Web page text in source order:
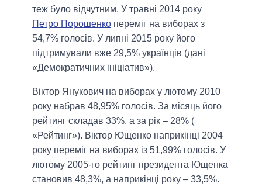
теж було відчутним. У травні 2014 року
Петро Порошенко переміг на виборах з
54,7% голосів. У липні 2015 року його
підтримували вже 29,5% українців (дані
«Демократичних ініціатив»).
Віктор Янукович на виборах у лютому 2010
року набрав 48,95% голосів. За місяць його
рейтинг складав 33%, а за рік – 28% (
«Рейтинг»). Віктор Ющенко наприкінці 2004
року переміг на виборах із 51,99% голосів. У
лютому 2005-го рейтинг президента Ющенка
становив 48,3%, а наприкінці року – 33,5%.